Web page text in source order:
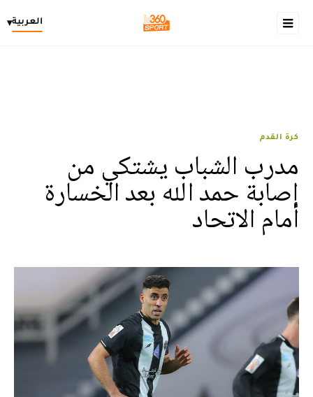
العربية▾
كرة القدم
مدرب الشباب يشتكي من
إصابة حمد الله بعد الخسارة
أمام الاتحاد